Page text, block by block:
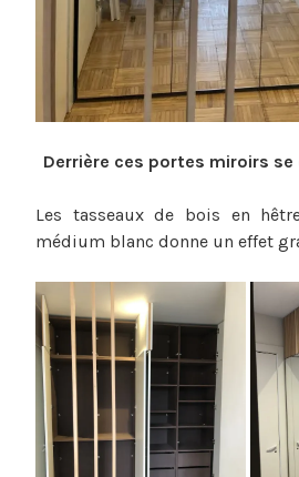
Derrière ces portes miroirs se
Les tasseaux de bois en
médium blanc donne un effet